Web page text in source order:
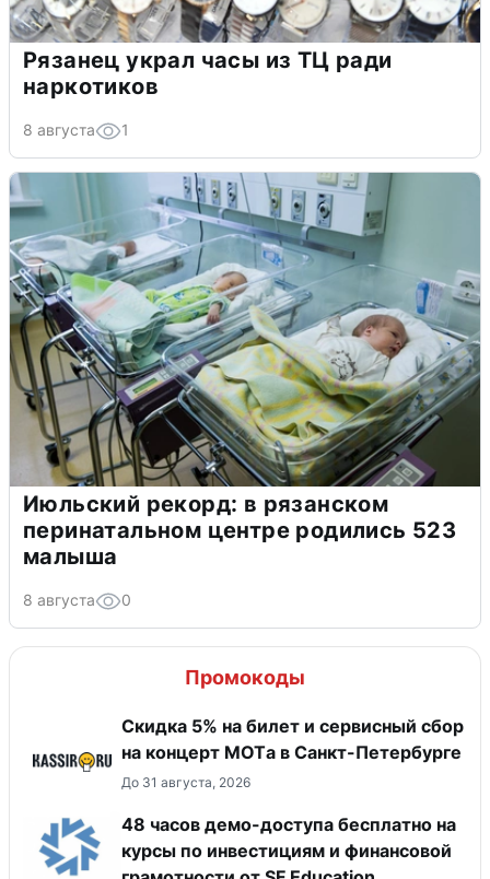
Рязанец украл часы из ТЦ ради
наркотиков
8 августа 1
Июльский рекорд: в рязанском
перинатальном центре родились 523
малыша
8 августа 0
Промокоды
Скидка 5% на билет и сервисный сбор
на концерт MOTа в Санкт-Петербурге
До 31 августа, 2026
48 часов демо-доступа бесплатно на
курсы по инвестициям и финансовой